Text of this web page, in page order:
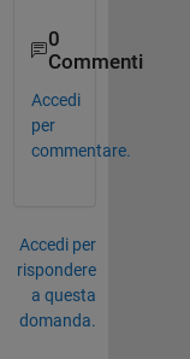
0
Commenti
Accedi
per
commentare.
Accedi per
rispondere
a questa
domanda.